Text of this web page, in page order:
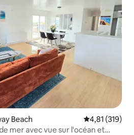
Beach Évaluation
4,81 (319)
mer avec vue sur l'océan et